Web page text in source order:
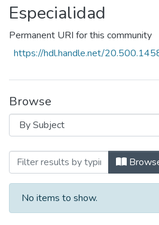
Especialidad
Permanent URI for this community
https://hdl.handle.net/
Browse
Browsing Especialidad
No items to show.